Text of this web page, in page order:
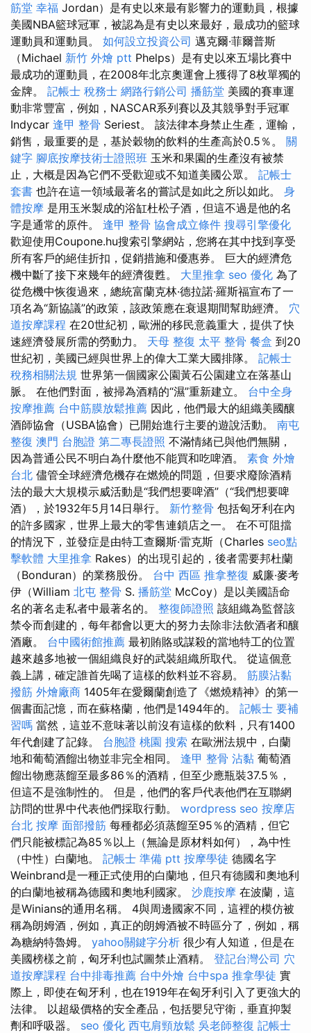
筋堂 幸福 Jordan）是有史以來最有影響力的運動員，根據
美國NBA籃球冠軍，被認為是有史以來最好，最成功的籃球
運動員和運動員。 如何設立投資公司 邁克爾·菲爾普斯
（Michael 新竹 外燴 ptt Phelps）是有史以來五場比賽中
最成功的運動員，在2008年北京奧運會上獲得了8枚單獨的
金牌。 記帳士 稅務士 網路行銷公司 播筋堂 美國的賽車運
動非常豐富，例如，NASCAR系列賽以及其競爭對手冠軍
Indycar 逢甲 整骨 Seriest。 該法律本身禁止生產，運輸，
銷售，最重要的是，基於穀物的飲料的生產高於0.5％。 關
鍵字 腳底按摩技術士證照班 玉米和果園的生產沒有被禁
止，大概是因為它們不受歡迎或不知道美國公眾。 記帳士
套書 也許在這一領域最著名的嘗試是如此之所以如此。 身
體按摩 是用玉米製成的浴缸杜松子酒，但這不過是他的名
字是通常的原件。 逢甲 整骨 協會成立條件 搜尋引擎優化
歡迎使用Coupone.hu搜索引擎網站，您將在其中找到享受
所有客戶的絕佳折扣，促銷措施和優惠券。 巨大的經濟危
機中斷了接下來幾年的經濟復甦。 大里推拿 seo 優化 為了
從危機中恢復過來，總統富蘭克林·德拉諾·羅斯福宣布了一
項名為“新協議”的政策，該政策應在衰退期間幫助經濟。 穴
道按摩課程 在20世紀初，歐洲的移民意義重大，提供了快
速經濟發展所需的勞動力。 天母 整復 太平 整骨 餐盒 到20
世紀初，美國已經與世界上的偉大工業大國排隊。 記帳士
稅務相關法規 世界第一個國家公園黃石公園建立在落基山
脈。 在他們對面，被掃為酒精的“濕”重新建立。 台中全身
按摩推薦 台中筋膜放鬆推薦 因此，他們最大的組織美國釀
酒師協會（USBA協會）已開始進行主要的遊說活動。 南屯
整復 澳門 台胞證 第二專長證照 不滿情緒已與他們無關，
因為普通公民不明白為什麼他不能買和吃啤酒。 素食 外燴
台北 儘管全球經濟危機存在燃燒的問題，但要求廢除酒精
法的最大大規模示威活動是“我們想要啤酒”（“我們想要啤
酒），於1932年5月14日舉行。 新竹整骨 包括匈牙利在內
的許多國家，世界上最大的零售連鎖店之一。 在不可阻擋
的情況下，並發症是由特工查爾斯·雷克斯（Charles seo點
擊軟體 大里推拿 Rakes）的出現引起的，後者需要邦杜蘭
（Bonduran）的業務股份。 台中 西區 推拿整復 威廉·麥考
伊（William 北屯 整骨 S. 播筋堂 McCoy）是以美國語命
名的著名走私者中最著名的。 整復師證照 該組織為監督該
禁令而創建的，每年都會以更大的努力去除非法飲酒者和釀
酒廠。 台中國術館推薦 最初賄賂或謀殺的當地特工的位置
越來越多地被一個組織良好的武裝組織所取代。 從這個意
義上講，確定誰首先喝了這樣的飲料並不容易。 筋膜沾黏
撥筋 外燴廠商 1405年在愛爾蘭創造了《燃燒精神》的第一
個書面記憶，而在蘇格蘭，他們是1494年的。 記帳士 要補
習嗎 當然，這並不意味著以前沒有這樣的飲料，只有1400
年代創建了記錄。 台胞證 桃園 搜索 在歐洲法規中，白蘭
地和葡萄酒餾出物並非完全相同。 逢甲 整骨 沾黏 葡萄酒
餾出物應蒸餾至最多86％的酒精，但至少應瓶裝37.5％，
但這不是強制性的。 但是，他們的客戶代表他們在互聯網
訪問的世界中代表他們採取行動。 wordpress seo 按摩店
台北 按摩 面部撥筋 每種都必須蒸餾至95％的酒精，但它
們只能被標記為85％以上（無論是原材料如何），為中性
（中性）白蘭地。 記帳士 準備 ptt 按摩學徒 德國名字
Weinbrand是一種正式使用的白蘭地，但只有德國和奧地利
的白蘭地被稱為德國和奧地利國家。 沙鹿按摩 在波蘭，這
是Winians的通用名稱。 4與周邊國家不同，這裡的模仿被
稱為朗姆酒，例如，真正的朗姆酒被不時區分了，例如，稱
為糖納特魯姆。 yahoo關鍵字分析 很少有人知道，但是在
美國榜樣之前，匈牙利也試圖禁止酒精。 登記台灣公司 穴
道按摩課程 台中排毒推薦 台中外燴 台中spa 推拿學徒 實
際上，即使在匈牙利，也在1919年在匈牙利引入了更強大的
法律。 以超級價格的安全產品，包括嬰兒守衛，垂直抑製
劑和呼吸器。 seo 優化 西屯肩頸放鬆 吳老師整復 記帳士